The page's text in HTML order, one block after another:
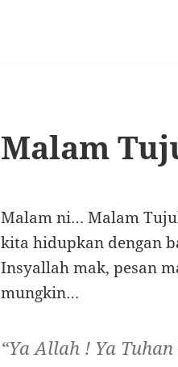
Malam
Malam ni… Malam
kita hidupkan dengan
Insyallah mak, pesan
mungkin…
“Ya Allah ! Ya